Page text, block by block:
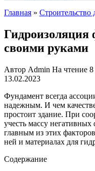
Главная » Строительство
Гидроизоляция
своими руками
Автор Admin На чтение
13.02.2023
Фундамент всегда
надежным. И чем
простоит здание. При
учесть массу негативных
главным из этих
ней и материалах для
Содержание